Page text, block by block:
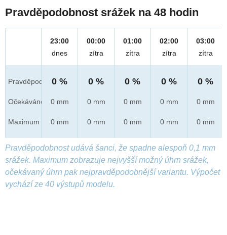
Pravděpodobnost srážek na 48 hodin
Pravděpod.
Očekáváno
Maximum
23:00
dnes
0 %
0 mm
0 mm
00:00
zítra
0 %
0 mm
0 mm
01:00
zítra
0 %
0 mm
0 mm
02:00
zítra
0 %
0 mm
0 mm
03:00
zítra
0 %
0 mm
0 mm
Pravděpodobnost udává šanci, že spadne alespoň 0,1 mm
srážek. Maximum zobrazuje nejvyšší možný úhrn srážek,
očekávaný úhrn pak nejpravděpodobnější variantu. Výpočet
vychází ze 40 výstupů modelu.